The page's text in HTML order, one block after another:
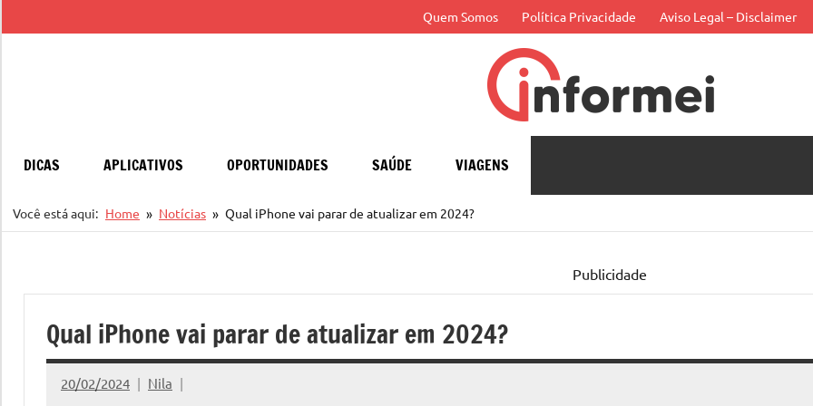
para
Quem Somos Política Privacidade Aviso Legal – Disclaimer
DICAS APLICATIVOS OPORTUNIDADES SAÚDE VIAGENS
Você está aqui: Home Notícias Qual iPhone vai parar de atualizar em 2024?
Publicidade
Qual iPhone vai parar de atualizar em 2024?
20/02/2024 Nila